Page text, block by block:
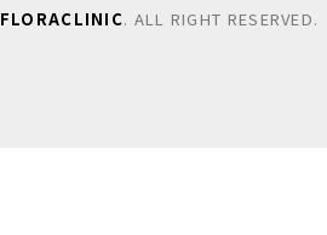
FLORACLINIC. ALL RIGHT RESERVED.